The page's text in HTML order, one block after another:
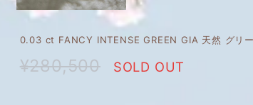
0.03 ct FANCY INTENSE GREEN GIA 天然 グリ
¥280,500 SOLD OUT